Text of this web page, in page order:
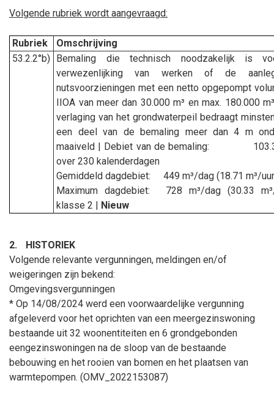
Volgende rubriek wordt aangevraagd:
Rubriek
Omschrijving
53.2.2°b)
Bemaling die technisch noodzakelijk is
verwezenlijking van werken of de
nutsvoorzieningen met een netto opgepompt
IIOA van meer dan 30.000 m³ en max. 180.000
verlaging van het grondwaterpeil bedraagt
een deel van de bemaling meer dan 4 m
maaiveld | Debiet van de bemaling:
over 230 kalenderdagen
Gemiddeld dagdebiet:
449 m³/dag (18.71 m³/
Maximum dagdebiet:
728 m³/dag (30.33
klasse 2 |
Nieuw
2.
HISTORIEK
Volgende relevante vergunningen, meldingen en/of
weigeringen zijn bekend:
Omgevingsvergunningen
* Op 14/08/2024 werd een voorwaardelijke vergunning
afgeleverd voor het oprichten van een meergezinswoning
bestaande uit 32 woonentiteiten en 6 grondgebonden
eengezinswoningen na de sloop van de bestaande
bebouwing en het rooien van bomen en het plaatsen van
warmtepompen. (OMV_2022153087)